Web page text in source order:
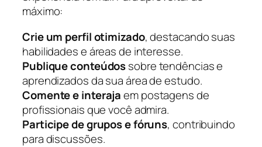
máximo:
Crie um perfil otimizado, destacando suas
habilidades e áreas de interesse.
Publique conteúdossobre tendências e
aprendizados da sua área de estudo.
Comente e interajaem postagens de
profissionais que você admira.
Participe de grupos e fóruns, contribuindo
para discussões.